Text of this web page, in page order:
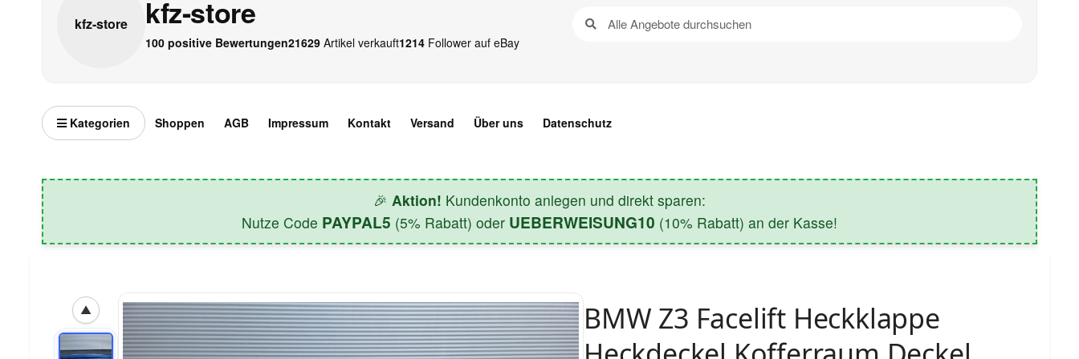
kfz-store kfz-store
100 positive Bewertungen21629 Artikel verkauft1214 Follower auf eBay
Kategorien Shoppen AGB Impressum Kontakt Versand Über uns Datenschutz
🎉 Aktion! Kundenkonto anlegen und direkt sparen:
Nutze Code PAYPAL5 (5% Rabatt) oder UEBERWEISUNG10 (10% Rabatt) an der Kasse!
▲
BMW Z3 Facelift Heckklappe